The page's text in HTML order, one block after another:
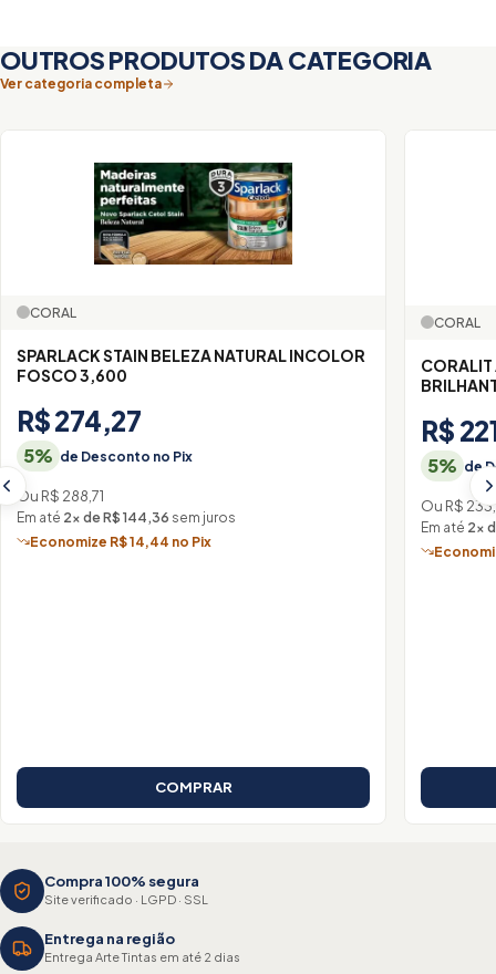
OUTROS PRODUTOS DA CATEGORIA
Ver categoria completa
CORAL
SPARLACK STAIN BELEZA NATURAL INCOLOR
FOSCO 3,600
R$ 274,27
5% de Desconto no Pix
Ou R$ 288,71
Em até 2× de R$ 144,36 sem juros
Economize R$ 14,44 no Pix
COMPRAR
CORAL
CORALIT
R$
5% de
Ou R$
Em até 2×
Compra 100% segura
Site verificado · LGPD · SSL
Entrega na região
Entrega Arte Tintas em até 2 dias